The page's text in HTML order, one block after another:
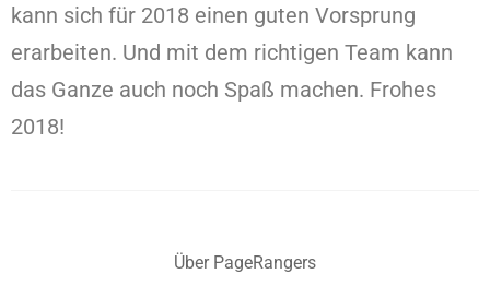
kann sich für 2018 einen guten Vorsprung
erarbeiten. Und mit dem richtigen Team kann
das Ganze auch noch Spaß machen. Frohes
2018!
Über PageRangers